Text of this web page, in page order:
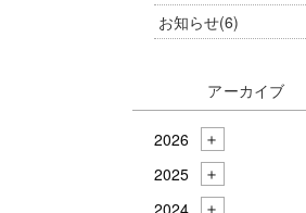
お知らせ(6)
アーカイブ
2026
2025
2024